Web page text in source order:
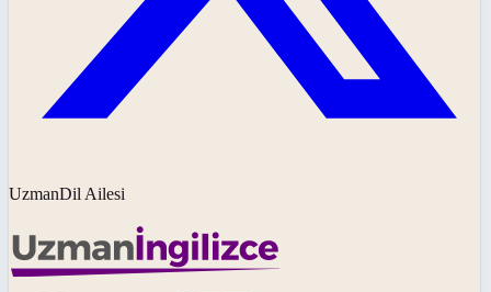
UzmanDil Ailesi